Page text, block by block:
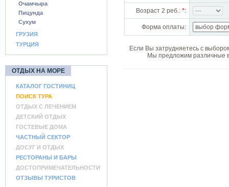
Очамчыра
Пицунда
Сухум
ГРУЗИЯ
ТУРЦИЯ
ОТДЫХ НА МОРЕ
КАТАЛОГ ГОСТИНИЦ
ПОИСК ТУРА
ОТДЫХ С ЛЕЧЕНИЕМ
ДЕТСКИЙ ОТДЫХ
ГОСТЕВЫЕ ДОМА
ЧАСТНЫЙ СЕКТОР
ДОСУГ И ОТДЫХ
РЕСТОРАНЫ И БАРЫ
ДОСТОПРИМЕЧАТЕЛЬНОСТИ
ОТЗЫВЫ ТУРИСТОВ
Возраст 2 реб.: *:
Форма оплаты:
Если Вы затрудняетесь с
Мы предложим различные